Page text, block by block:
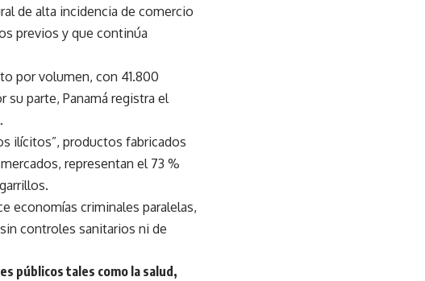
de alta incidencia de comercio
previos y que continúa
por volumen, con 41.800
parte, Panamá registra el
ilícitos”, productos fabricados
representan el 73 %
economías criminales paralelas,
controles sanitarios ni de
públicos tales como la salud,